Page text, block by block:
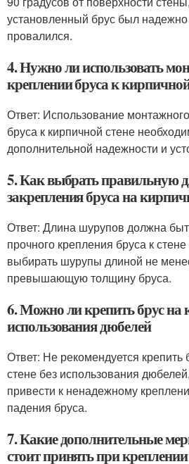
установленный брус был
провалился.
4. Нужно ли использовать
креплении бруса к
Ответ: Использование
бруса к кирпичной стене
дополнительной надежности и
5. Как выбрать правильную
закрепления бруса на
Ответ: Длина шурупов должна
прочного крепления бруса к
выбирать шурупы длиной не
превышающую толщину бруса.
6. Можно ли крепить брус на
использования дюбелей
Ответ: Не рекомендуется крепить
стене без использования
привести к ненадежному
падения бруса.
7. Какие дополнительные
стоит принять при